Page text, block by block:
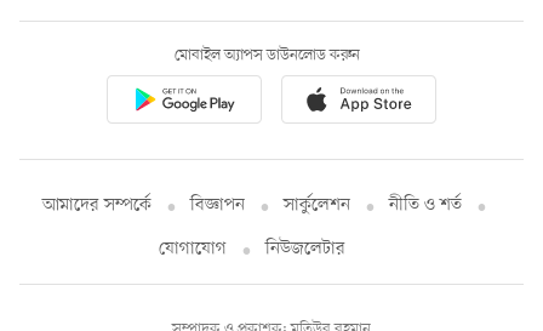
মোবাইল অ্যাপস ডাউনলোড করুন
আমাদের সম্পর্কে বিজ্ঞাপন সার্কুলেশন
নীতি ও শর্ত
যোগাযোগ
নিউজলেটার